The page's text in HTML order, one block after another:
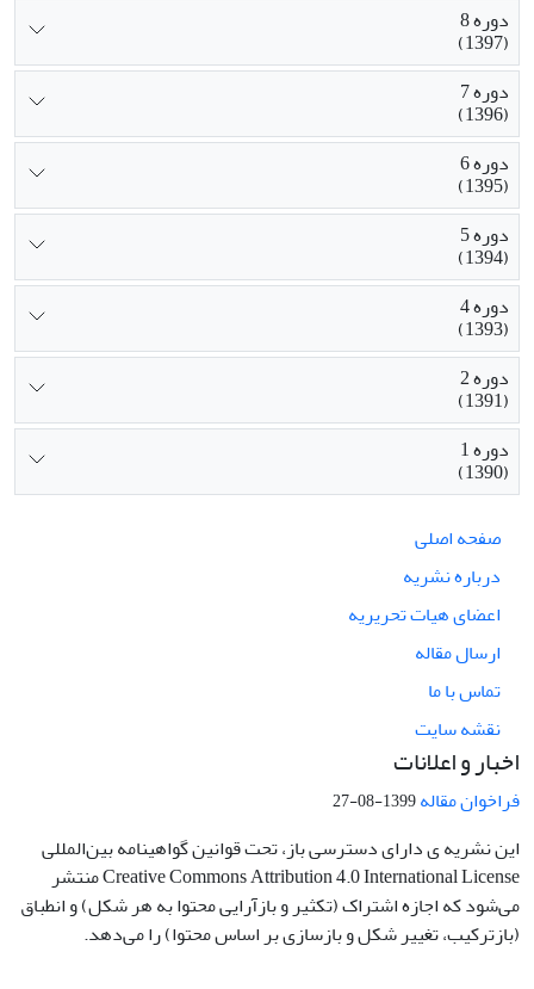
دوره 8
(1397)
دوره 7
(1396)
دوره 6
(1395)
دوره 5
(1394)
دوره 4
(1393)
دوره 2
(1391)
دوره 1
(1390)
صفحه اصلی
درباره نشریه
اعضای هیات تحریریه
ارسال مقاله
تماس با ما
نقشه سایت
اخبار و اعلانات
فراخوان مقاله1399-08-27
این نشریه ی دارای دسترسی باز، تحت قوانین گواهینامه بین‌المللی
Creative Commons Attribution 4.0 International License منتشر
می‌شود که اجازه اشتراک (تکثیر و بازآرایی محتوا به هر شکل) و انطباق
(بازترکیب، تغییر شکل و بازسازی بر اساس محتوا) را می‌دهد.